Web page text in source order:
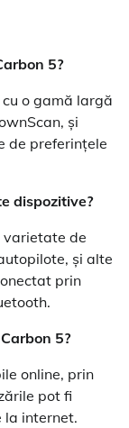
5?
o gamă largă
și
de preferințele
dispozitive?
varietate de
și alte
prin
5?
online, prin
pot fi
la internet.